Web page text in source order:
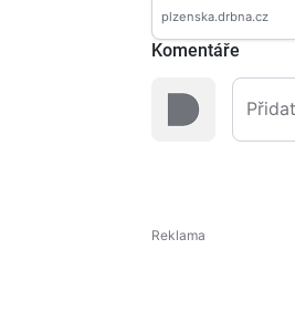
Komentáře